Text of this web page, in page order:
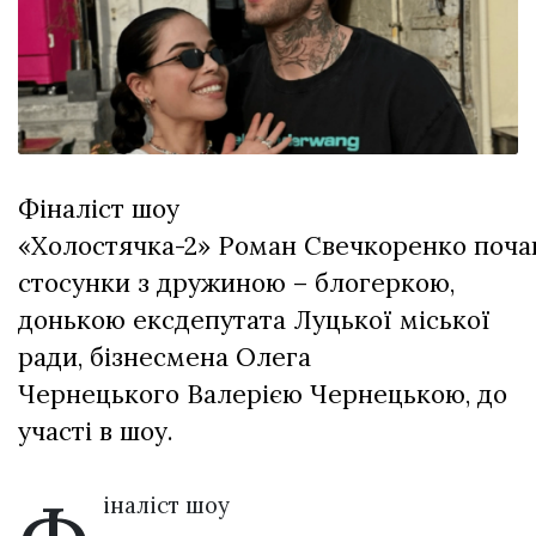
XIX
Спартакіада
VolWe...
29 Липня 2026
601 переглядів
Всі розділи
Лайф
Афіша
ZONE 18+
Контакти
Політика конфіденційності
Фіналіст шоу
«Холостячка-2» Роман Свечкоренко
стосунки з дружиною – блогеркою,
донькою ексдепутата Луцької міської
ради, бізнесмена Олега
Чернецького Валерією Чернецькою, до
участі в шоу.
іналіст шоу